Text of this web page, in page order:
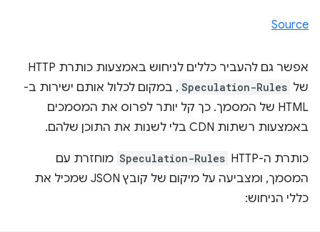
Source
אפשר גם להעביר כללים לניחוש באמצעות כותרת HTTP
של Speculation-Rules , במקום לכלול אותם ישירות ב-
HTML של המסמך. כך קל יותר לפרוס את המסמכים
באמצעות רשתות CDN בלי לשנות את התוכן שלהם.
כותרת ה-HTTP‏ Speculation-Rules מוחזרת עם
המסמך, ומצביעה על מיקום של קובץ JSON שמכיל את
כללי הניחוש: